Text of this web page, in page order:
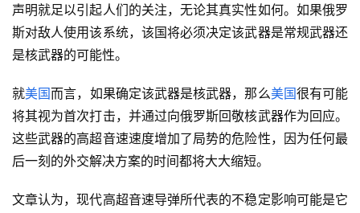
声明就足以引起人们的关注，无论其真实性如何。如果俄罗
斯对敌人使用该系统，该国将必须决定该武器是常规武器还
是核武器的可能性。
就美国而言，如果确定该武器是核武器，那么美国很有可能
将其视为首次打击，并通过向俄罗斯回敬核武器作为回应。
这些武器的高超音速速度增加了局势的危险性，因为任何最
后一刻的外交解决方案的时间都将大大缩短。
文章认为，现代高超音速导弹所代表的不稳定影响可能是它